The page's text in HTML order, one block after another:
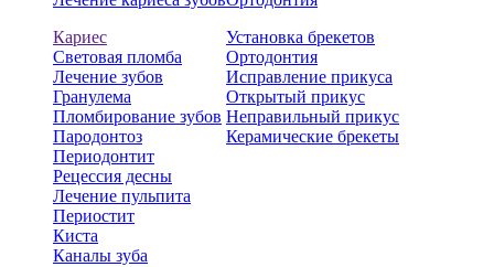
Кариес
Световая пломба
Лечение зубов
Гранулема
Пломбирование зубов
Пародонтоз
Периодонтит
Рецессия десны
Лечение пульпита
Периостит
Киста
Каналы зуба
Установка брекетов
Ортодонтия
Исправление прикуса
Открытый прикус
Неправильный прикус
Керамические брекеты